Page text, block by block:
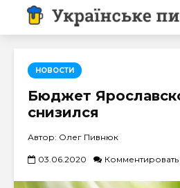
НОВОСТИ
Бюджет
снизился
Автор: Олег Пивнюк
03.06.2020 Комментировать